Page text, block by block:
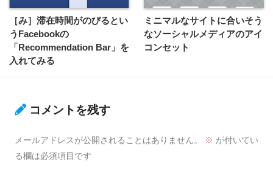
［み］滞在時間がのびるとい
うFacebookの
「Recommendation Bar」を
入れてみる
ミニマルなサイトに合いそう
なソーシャルメディアのアイ
コンセット
コメントを残す
メールアドレスが公開されることはありません。 ※ が付いてい
る欄は必須項目です